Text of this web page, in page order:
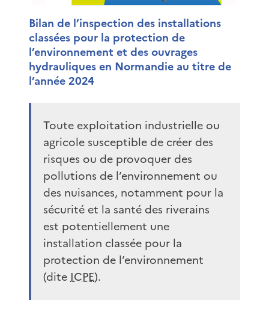
Bilan de l’inspection des installations
classées pour la protection de
l’environnement et des ouvrages
hydrauliques en Normandie au titre de
l’année 2024
Toute exploitation industrielle ou
agricole susceptible de créer des
risques ou de provoquer des
pollutions de l’environnement ou
des nuisances, notamment pour la
sécurité et la santé des riverains
est potentiellement une
installation classée pour la
protection de l’environnement
(diteICPE).